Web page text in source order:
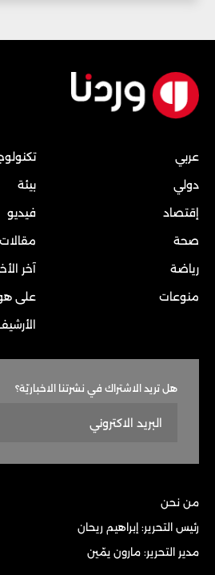
عربي
دولي
إقتصاد
صحة
رياضة
منوعات
بيئة
فيديو
مقالات
آخر
على
هل تريد الاشتراك في نشرتنا الاخباريّة؟
من نحن
رئيس التحرير: إبراهيم ريحان
مدير التحرير: مارون يمّين